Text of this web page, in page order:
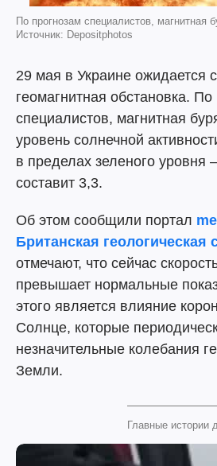
По прогнозам специалистов, магнитная
Источник: Depositphotos
29 мая в Украине ожидается
геомагнитная обстановка. По
специалистов, магнитная
уровень солнечной
в пределах зеленого уровня
составит 3,3.
Об этом сообщили портал
Британская геологическая
отмечают, что сейчас
превышает нормальные
этого является влияние
Солнце, которые
незначительные колебания
Земли.
Главные истории